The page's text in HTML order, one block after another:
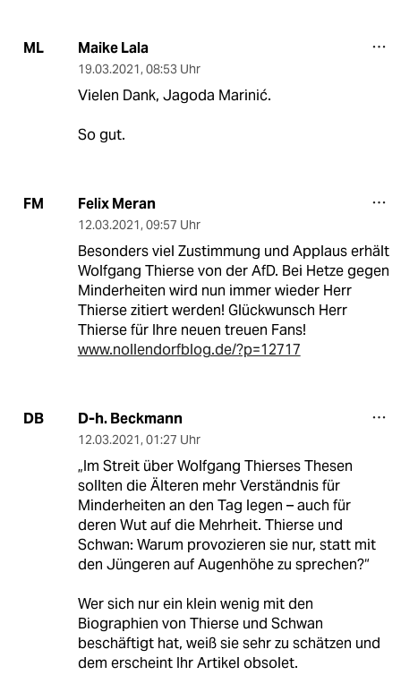
ML Maike Lala
19.03.2021, 08:53 Uhr
Vielen Dank, Jagoda Marinić.
So gut.
FM Felix Meran
12.03.2021, 09:57 Uhr
Besonders viel Zustimmung und Applaus erhält
Wolfgang Thierse von der AfD. Bei Hetze gegen
Minderheiten wird nun immer wieder Herr
Thierse zitiert werden! Glückwunsch Herr
Thierse für Ihre neuen treuen Fans!
www.nollendorfblog.de/?p=12717
DB D-h. Beckmann
12.03.2021, 01:27 Uhr
„Im Streit über Wolfgang Thierses Thesen
sollten die Älteren mehr Verständnis für
Minderheiten an den Tag legen – auch für
deren Wut auf die Mehrheit. Thierse und
Schwan: Warum provozieren sie nur, statt mit
den Jüngeren auf Augenhöhe zu sprechen?“
Wer sich nur ein klein wenig mit den
Biographien von Thierse und Schwan
beschäftigt hat, weiß sie sehr zu schätzen und
dem erscheint Ihr Artikel obsolet.